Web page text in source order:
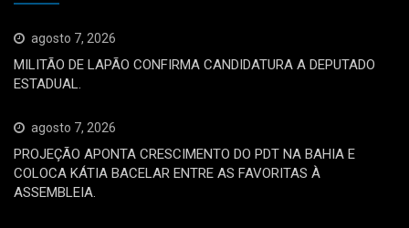
agosto 7, 2026
MILITÃO DE LAPÃO CONFIRMA CANDIDATURA A DEPUTADO
ESTADUAL.
agosto 7, 2026
PROJEÇÃO APONTA CRESCIMENTO DO PDT NA BAHIA E
COLOCA KÁTIA BACELAR ENTRE AS FAVORITAS À
ASSEMBLEIA.